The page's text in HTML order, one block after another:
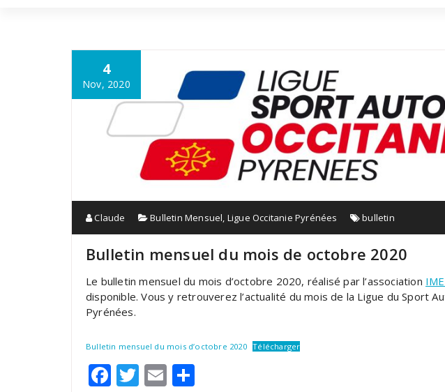
4
Nov, 2020
Claude Bulletin Mensuel, Ligue Occitanie Pyrénées bulletin
Bulletin mensuel du mois de octobre 2020
Le bulletin mensuel du mois d’octobre 2020, réalisé par l’association
disponible. Vous y retrouverez l’actualité du mois de la Ligue du Sport
Pyrénées.
Bulletin mensuel du mois d’octobre 2020 Télécharger
Facebook
Twitter
Email